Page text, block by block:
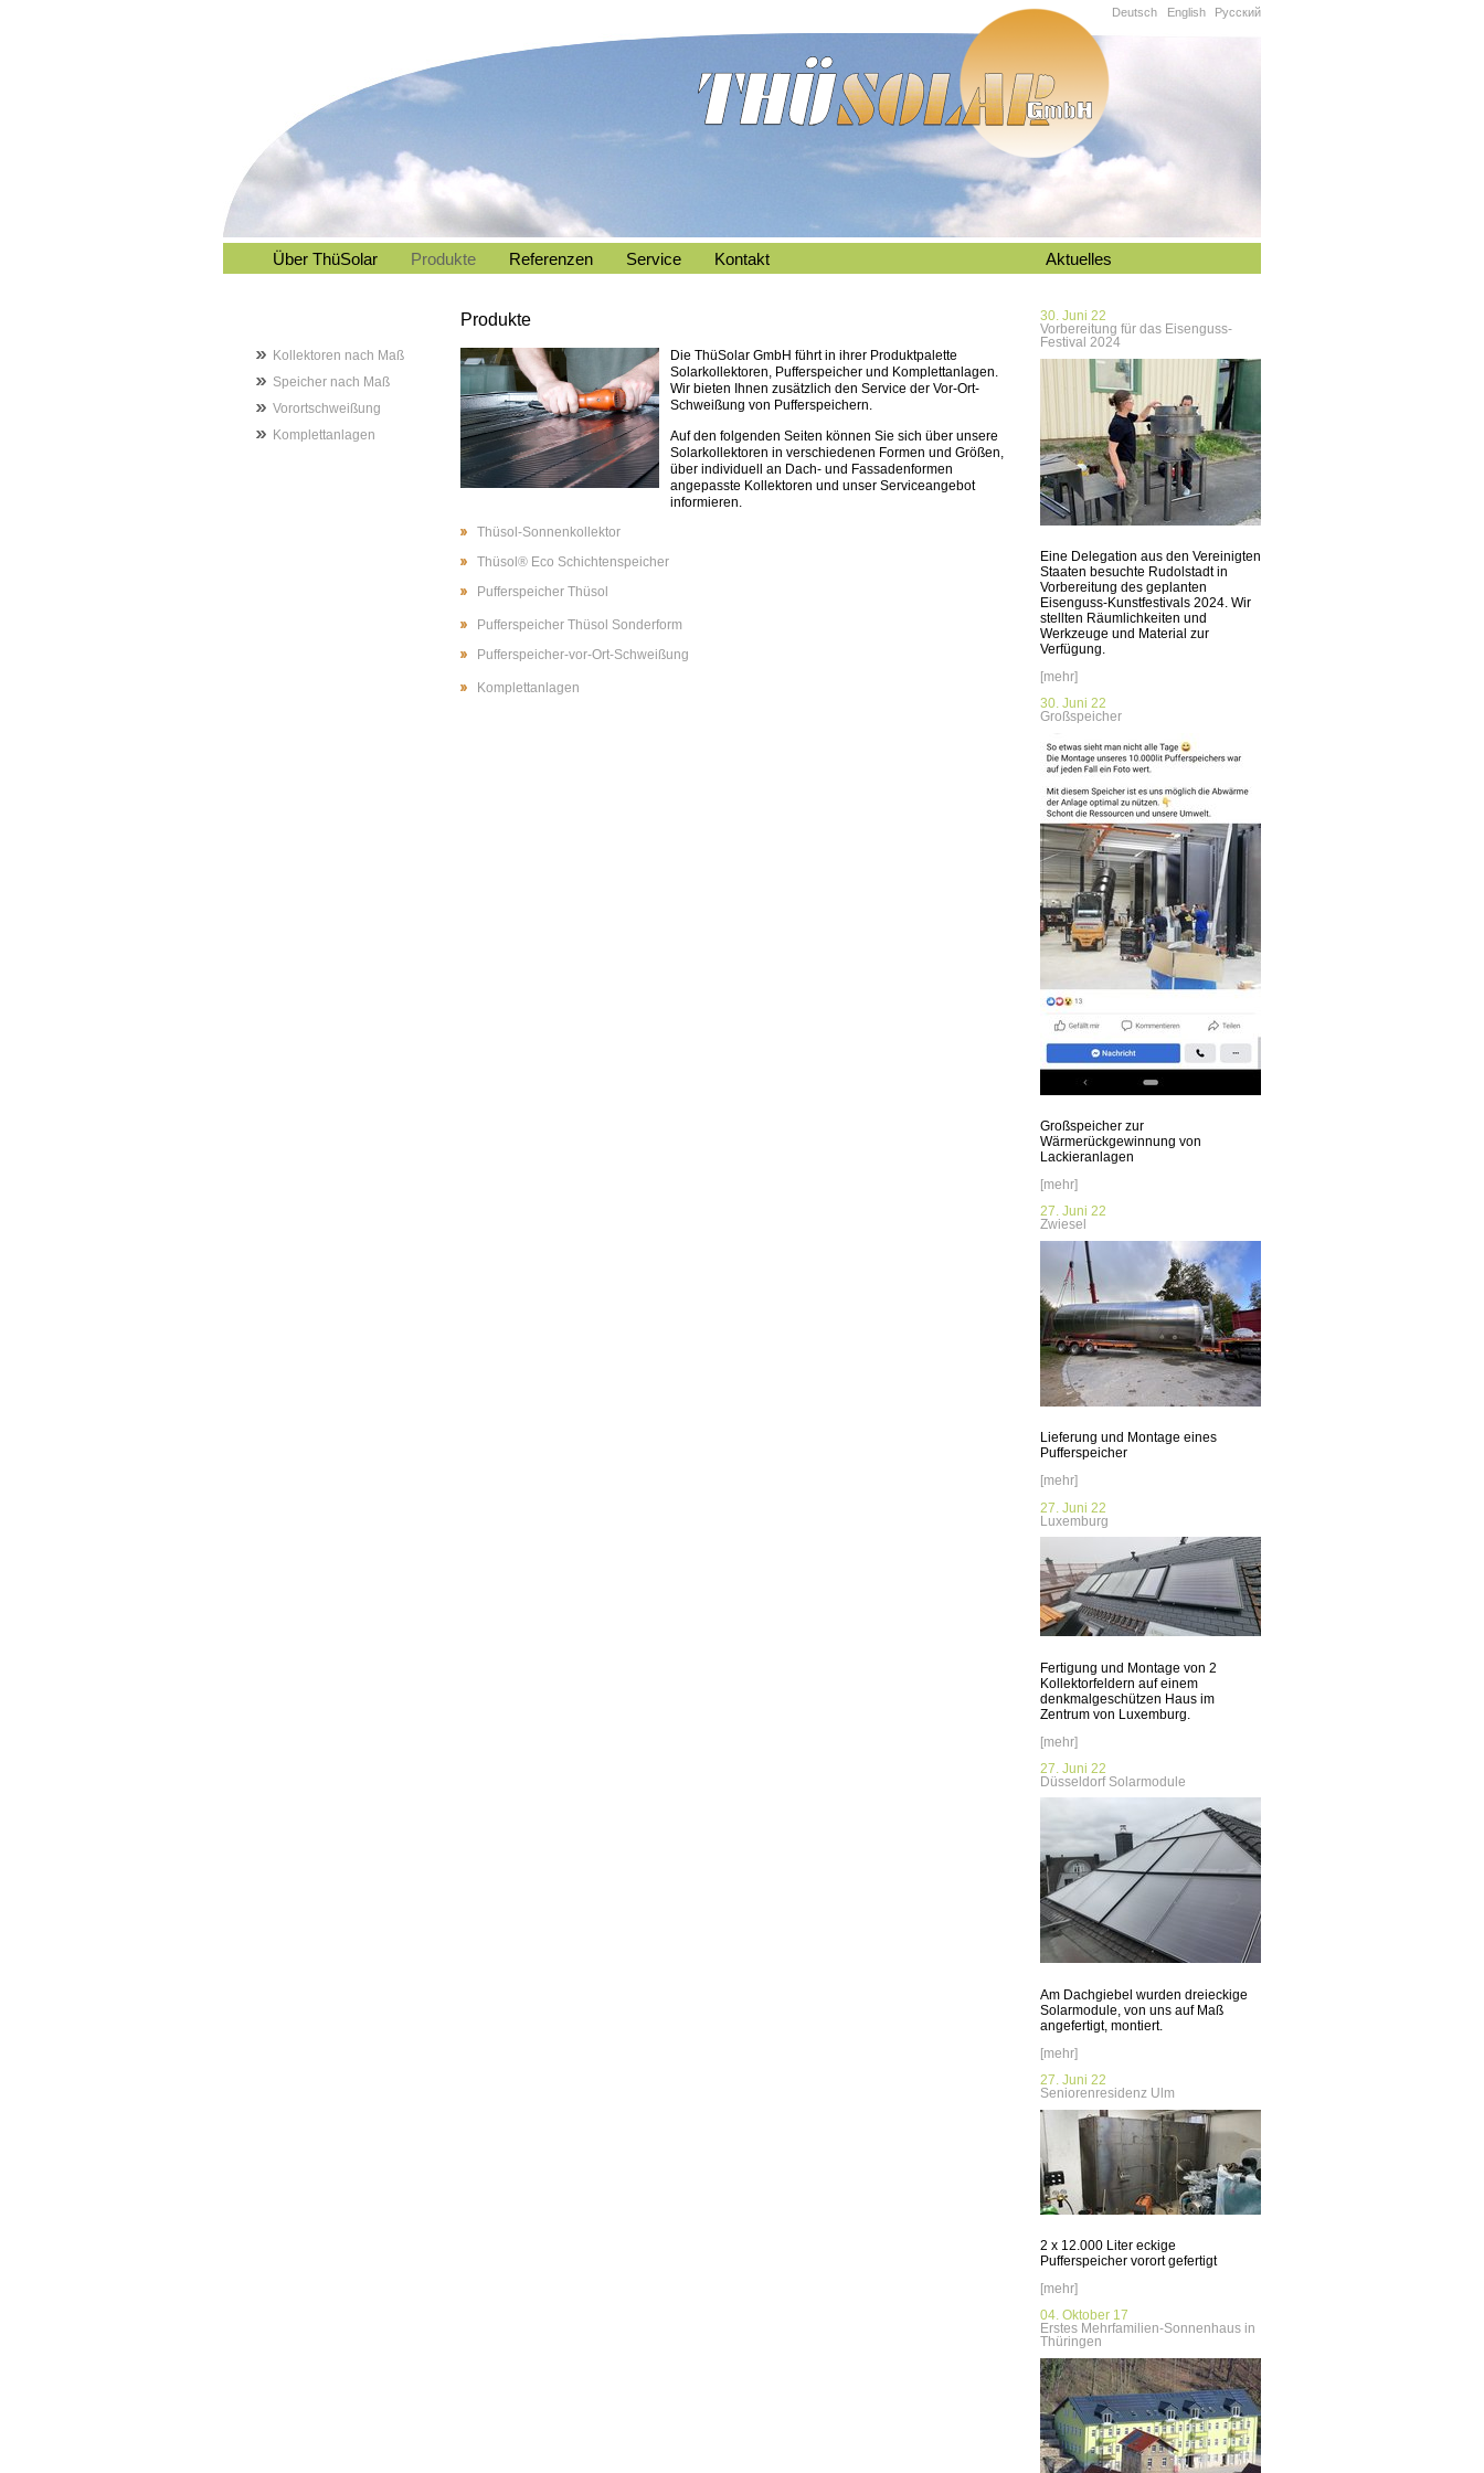
Produkte
Die ThüSolar GmbH führt in ihrer Produktpalette
Solarkollektoren, Pufferspeicher und Komplettanlagen.
Wir bieten Ihnen zusätzlich den Service der Vor-Ort-
Schweißung von Pufferspeichern.
Auf den folgenden Seiten können Sie sich über unsere
Solarkollektoren in verschiedenen Formen und Größen,
über individuell an Dach- und Fassadenformen
angepasste Kollektoren und unser Serviceangebot
informieren.
Thüsol-Sonnenkollektor
Thüsol® Eco Schichtenspeicher
Pufferspeicher Thüsol
Pufferspeicher Thüsol Sonderform
Pufferspeicher-vor-Ort-Schweißung
Komplettanlagen
30. Juni 22
Vorbereitung für das Eisenguss-
Festival 2024
Eine Delegation aus den Vereinigten
Staaten besuchte Rudolstadt in
Vorbereitung des geplanten
Eisenguss-Kunstfestivals 2024. Wir
stellten Räumlichkeiten und
Werkzeuge und Material zur
Verfügung.
[mehr]
30. Juni 22
Großspeicher
Großspeicher zur
Wärmerückgewinnung von
Lackieranlagen
[mehr]
27. Juni 22
Zwiesel
Lieferung und Montage eines
Pufferspeicher
[mehr]
27. Juni 22
Luxemburg
Fertigung und Montage von 2
Kollektorfeldern auf einem
denkmalgeschützen Haus im
Zentrum von Luxemburg.
[mehr]
27. Juni 22
Düsseldorf Solarmodule
Am Dachgiebel wurden dreieckige
Solarmodule, von uns auf Maß
angefertigt, montiert.
[mehr]
27. Juni 22
Seniorenresidenz Ulm
2 x 12.000 Liter eckige
Pufferspeicher vorort gefertigt
[mehr]
04. Oktober 17
Erstes Mehrfamilien-Sonnenhaus in
Thüringen
Kollektoren nach Maß
Speicher nach Maß
Vorortschweißung
Komplettanlagen
Über ThüSolar Produkte Referenzen Service Kontakt Aktuelles
Deutsch English Русский